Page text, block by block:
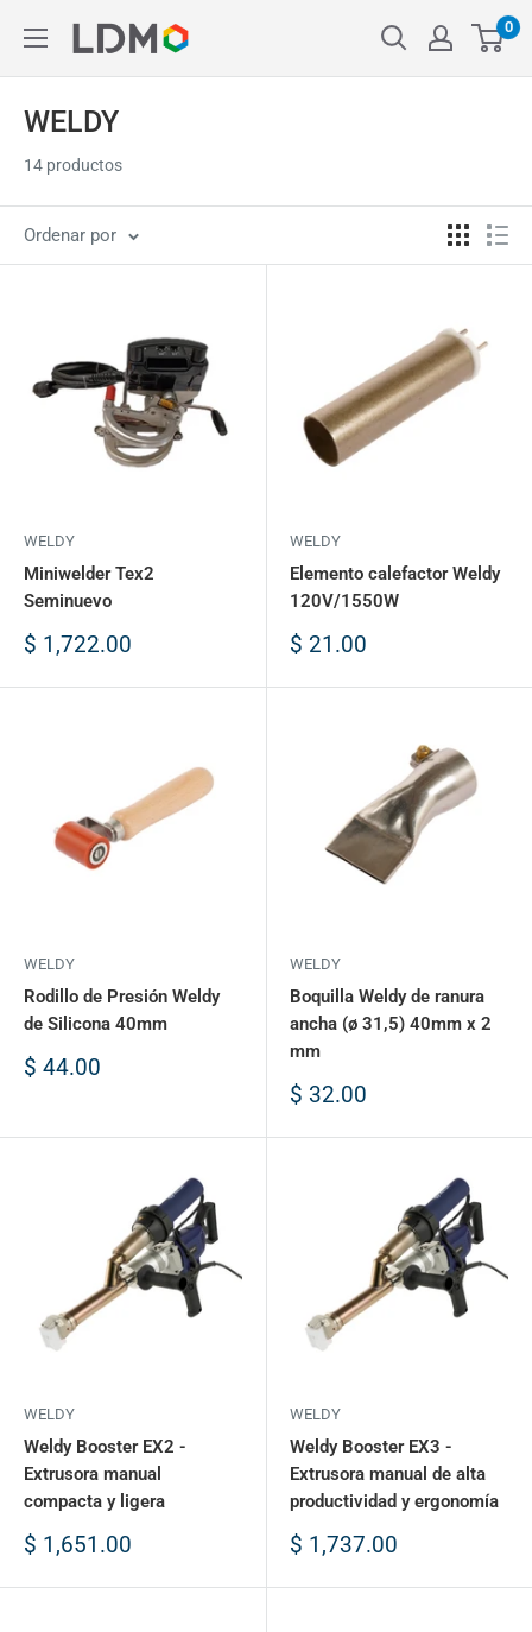
directamente
al
contenido
0
WELDY
14 productos
Ordenar por
WELDY
Miniwelder Tex2
Seminuevo
Precio
venta
$ 1,722.00
WELDY
Elemento calefactor Weldy
120V/1550W
Precio
venta
$ 21.00
WELDY
Rodillo de Presión Weldy
de Silicona 40mm
Precio
$ 44.00
WELDY
Boquilla Weldy de ranura
ancha (ø 31,5) 40mm x 2
mm
Precio
venta
$ 32.00
WELDY
Weldy Booster EX2 -
Extrusora manual
compacta y ligera
Precio
venta
$ 1,651.00
WELDY
Weldy Booster EX3 -
Extrusora manual de alta
productividad y ergonomía
Precio
venta
$ 1,737.00